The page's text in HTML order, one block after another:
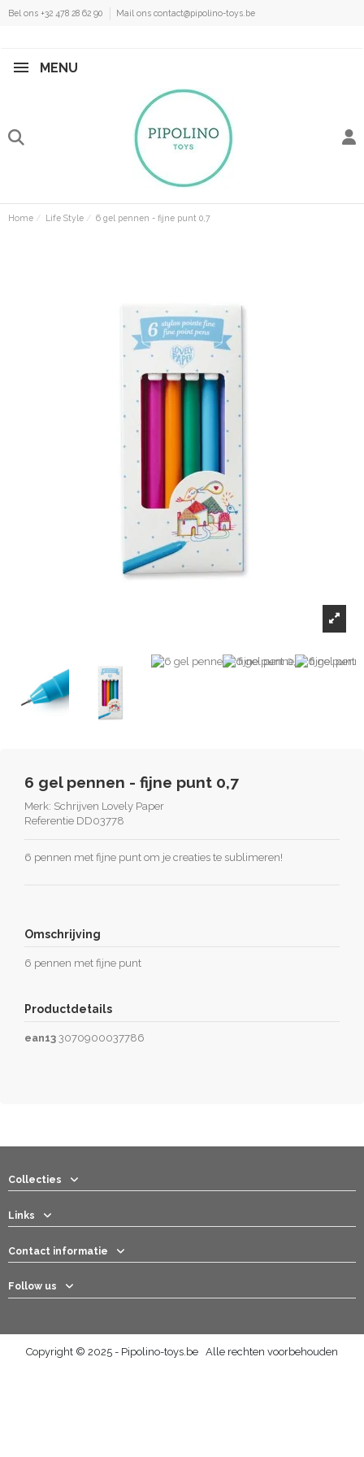
Bel ons +32 478 28 62 90 Mail ons contact@pipolino-toys.be
MENU
Home Life Style 6 gel pennen - fijne punt 0,7
6 gel pennen - fijne punt 0,7
Merk: Schrijven Lovely Paper
Referentie DD03778
6 pennen met fijne punt om je creaties te sublimeren!
Omschrijving
6 pennen met fijne punt
Productdetails
ean13 3070900037786
Collecties
Links
Contact informatie
Follow us
Copyright © 2025 - Pipolino-toys.be Alle rechten voorbehouden